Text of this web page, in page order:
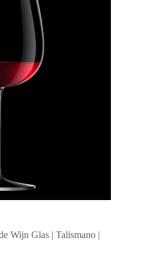
Wijn Glas | Talismano |